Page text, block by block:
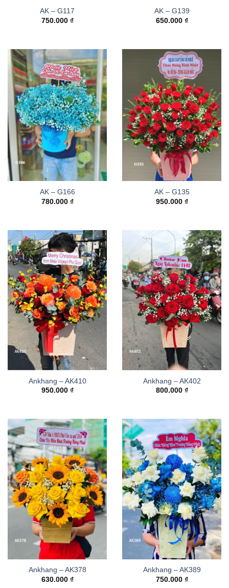
AK – G117
750.000 ₫
AK – G139
650.000 ₫
AK – G166
780.000 ₫
AK – G135
950.000 ₫
Ankhang – AK410
950.000 ₫
Ankhang – AK402
800.000 ₫
Ankhang – AK378
630.000 ₫
Ankhang – AK389
750.000 ₫